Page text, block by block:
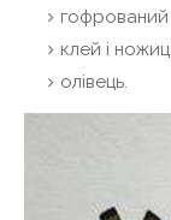
гофрований
клей і
олівець.